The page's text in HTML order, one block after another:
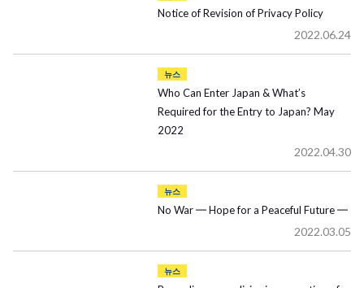
Notice of Revision of Privacy Policy
2022.06.24
뉴스
Who Can Enter Japan & What’s
Required for the Entry to Japan? May
2022
2022.04.30
뉴스
No War ━ Hope for a Peaceful Future ━
2022.03.05
뉴스